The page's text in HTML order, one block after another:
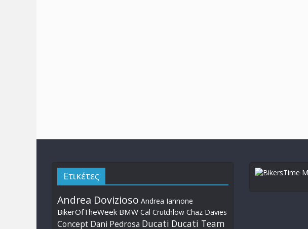
Ετικέτες
Andrea Dovizioso Andrea Iannone
BikerOfTheWeek BMW Cal Crutchlow Chaz Davies
Concept Dani Pedrosa Ducati Ducati Team